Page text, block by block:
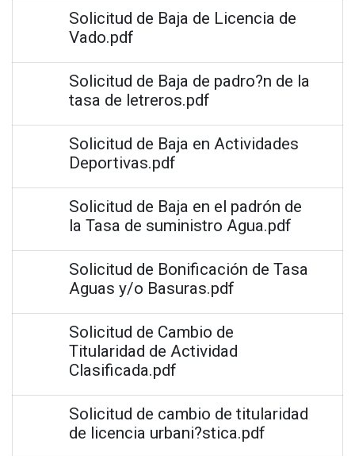
Solicitud de Baja de Licencia de
Vado.pdf
Solicitud de Baja de padro?n de la
tasa de letreros.pdf
Solicitud de Baja en Actividades
Deportivas.pdf
Solicitud de Baja en el padrón de
la Tasa de suministro Agua.pdf
Solicitud de Bonificación de Tasa
Aguas y/o Basuras.pdf
Solicitud de Cambio de
Titularidad de Actividad
Clasificada.pdf
Solicitud de cambio de titularidad
de licencia urbani?stica.pdf